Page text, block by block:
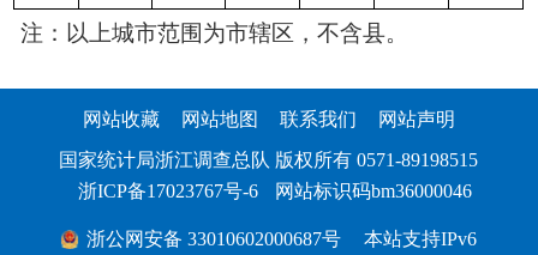
注：以上城市范围为市辖区，不含县。
网站收藏 网站地图 联系我们 网站声明
国家统计局浙江调查总队 版权所有 0571-89198515
浙ICP备17023767号-6
网站标识码bm36000046
浙公网安备 33010602000687号 本站支持IPv6